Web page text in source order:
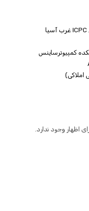
کسب مقام اول مسابقه برنامه نویسی ICPC غرب آسیا
کمپیوترساینس
املاکی)
اظهار وجود ندارد.